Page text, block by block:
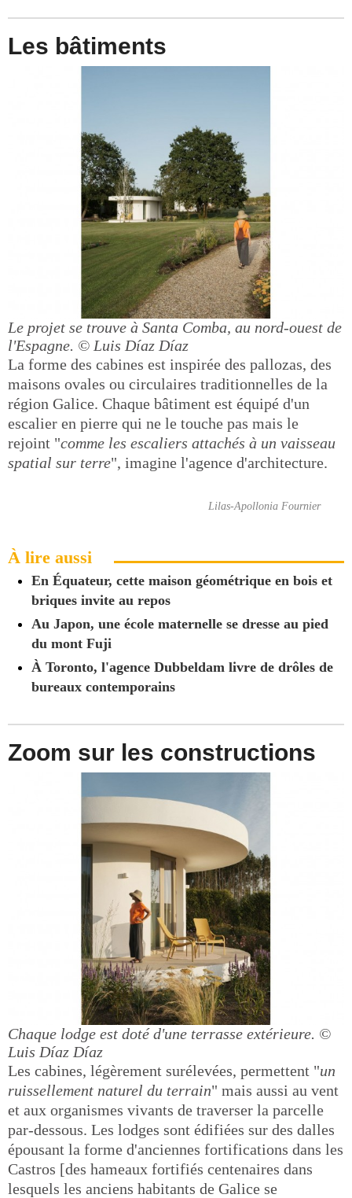
Les bâtiments
Le projet se trouve à Santa Comba, au nord-ouest de
l'Espagne. © Luis Díaz Díaz
La forme des cabines est inspirée des pallozas, des
maisons ovales ou circulaires traditionnelles de la
région Galice. Chaque bâtiment est équipé d'un
escalier en pierre qui ne le touche pas mais le
rejoint "comme les escaliers attachés à un vaisseau
spatial sur terre", imagine l'agence d'architecture.
Lilas-Apollonia Fournier
À lire aussi
En Équateur, cette maison géométrique en bois et
briques invite au repos
Au Japon, une école maternelle se dresse au pied
du mont Fuji
À Toronto, l'agence Dubbeldam livre de drôles de
bureaux contemporains
Zoom sur les constructions
Chaque lodge est doté d'une terrasse extérieure. ©
Luis Díaz Díaz
Les cabines, légèrement surélevées, permettent "un
ruissellement naturel du terrain" mais aussi au vent
et aux organismes vivants de traverser la parcelle
par-dessous. Les lodges sont édifiées sur des dalles
épousant la forme d'anciennes fortifications dans les
Castros [des hameaux fortifiés centenaires dans
lesquels les anciens habitants de Galice se